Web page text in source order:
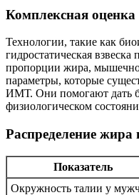
Комплексная оценка
Технологии, такие как
гидростатическая
пропорции жира,
параметры, которые
ИМТ. Они помогают дать
физиологическом
Распределение
Показатель
Окружность талии у